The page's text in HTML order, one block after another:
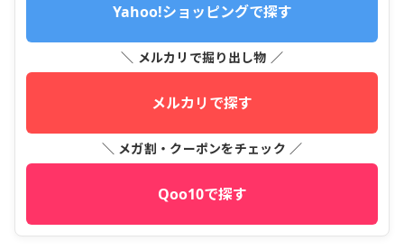
Yahoo!ショッピングで探す
＼ メルカリで掘り出し物 ／
メルカリで探す
＼ メガ割・クーポンをチェック ／
Qoo10で探す